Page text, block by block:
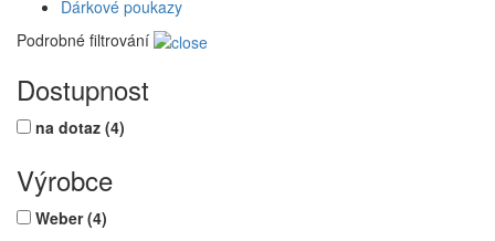
Dárkové poukazy
Podrobné filtrování
Dostupnost
na dotaz (4)
Výrobce
Weber(4)